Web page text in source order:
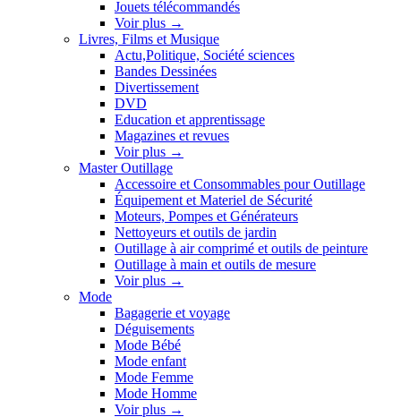
Jouets télécommandés
Voir plus →
Livres, Films et Musique
Actu,Politique, Société sciences
Bandes Dessinées
Divertissement
DVD
Education et apprentissage
Magazines et revues
Voir plus →
Master Outillage
Accessoire et Consommables pour Outillage
Équipement et Materiel de Sécurité
Moteurs, Pompes et Générateurs
Nettoyeurs et outils de jardin
Outillage à air comprimé et outils de peinture
Outillage à main et outils de mesure
Voir plus →
Mode
Bagagerie et voyage
Déguisements
Mode Bébé
Mode enfant
Mode Femme
Mode Homme
Voir plus →